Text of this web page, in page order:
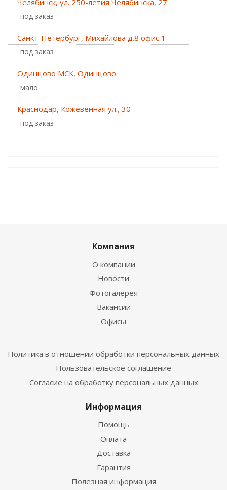
Челябинск, ул. 250-летия Челябинска, 27
Под заказ
Санкт-Петербург, Михайлова д.8 офис 1
Под заказ
Одинцово МСК, Одинцово
Мало
Краснодар, Кожевенная ул., 30
Под заказ
Компания
О компании
Новости
Фотогалерея
Вакансии
Офисы
Политика в отношении обработки персональных данных
Пользовательское соглашение
Согласие на обработку персональных данных
Информация
Помощь
Оплата
Доставка
Гарантия
Полезная информация